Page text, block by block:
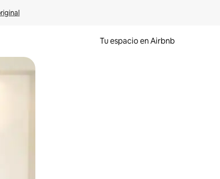
Tu espacio en Airbnb